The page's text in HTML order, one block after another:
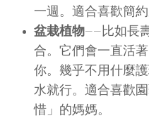
一週。適合喜歡簡約
盆栽植物——比如長
合。它們會一直活
你。幾乎不用什麼
水就行。適合喜歡
惜」的媽媽。